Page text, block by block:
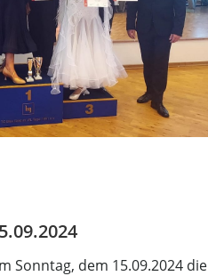
Sonn­tag, dem 15.09.2024 die